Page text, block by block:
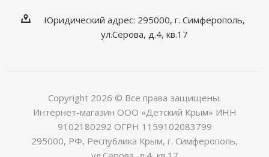
Юридический адрес: 295000, г. Симферополь,
ул.Серова, д.4, кв.17
Copyright 2026 © Все права защищены.
Интернет-магазин ООО «Детский Крым» ИНН
9102180292 ОГРН 1159102083799
295000, РФ, Республика Крым, г. Симферополь,